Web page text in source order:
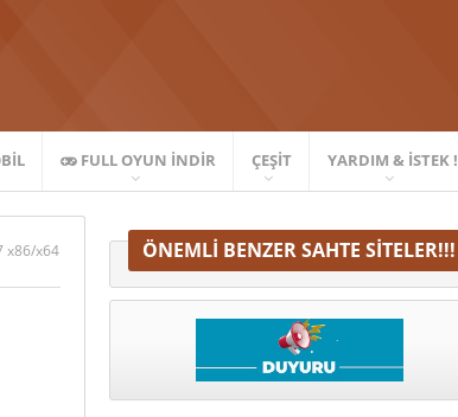
FULL OYUN İNDIR ÇEŞIT YARDIM & İSTEK !
x86/x64
ÖNEMLI BENZER SAHTE SITELER!!!